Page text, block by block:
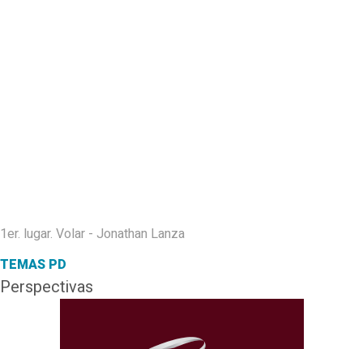
1er. lugar. Volar - Jonathan Lanza
TEMAS PD
Perspectivas